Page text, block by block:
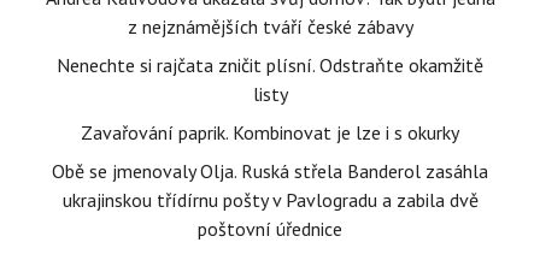
z nejznámějších tváří české zábavy
Nenechte si rajčata zničit plísní. Odstraňte okamžitě
listy
Zavařování paprik. Kombinovat je lze i s okurky
Obě se jmenovaly Olja. Ruská střela Banderol zasáhla
ukrajinskou třídírnu pošty v Pavlogradu a zabila dvě
poštovní úřednice